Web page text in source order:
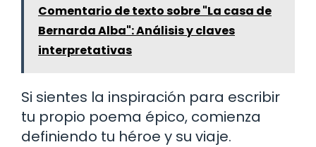
Comentario de texto sobre "La casa de
Bernarda Alba": Análisis y claves
interpretativas
Si sientes la inspiración para escribir
tu propio poema épico, comienza
definiendo tu héroe y su viaje.